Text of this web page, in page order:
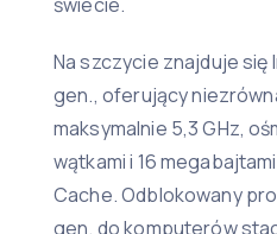
Na szczycie znajduje się
gen., oferujący
maksymalnie 5,3 GHz,
wątkami i 16
Cache. Odblokowany
gen. do komputerów